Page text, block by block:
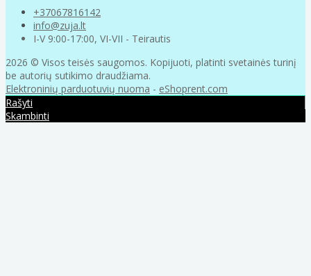
+37067816142
info@zuja.lt
I-V 9:00-17:00, VI-VII - Teirautis
2026 © Visos teisės saugomos. Kopijuoti, platinti svetainės turinį
be autorių sutikimo draudžiama.
Elektroninių parduotuvių nuoma - eShoprent.com
Rašyti
Skambinti